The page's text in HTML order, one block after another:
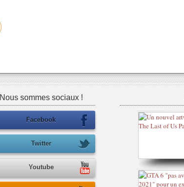
Nous sommes sociaux !
Facebook
Twitter
Youtube